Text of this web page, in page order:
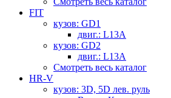
FIT
кузов: GD1
двиг.: L13A
кузов: GD2
двиг.: L13A
Смотреть весь каталог
HR-V
кузов: 3D, 5D лев. руль